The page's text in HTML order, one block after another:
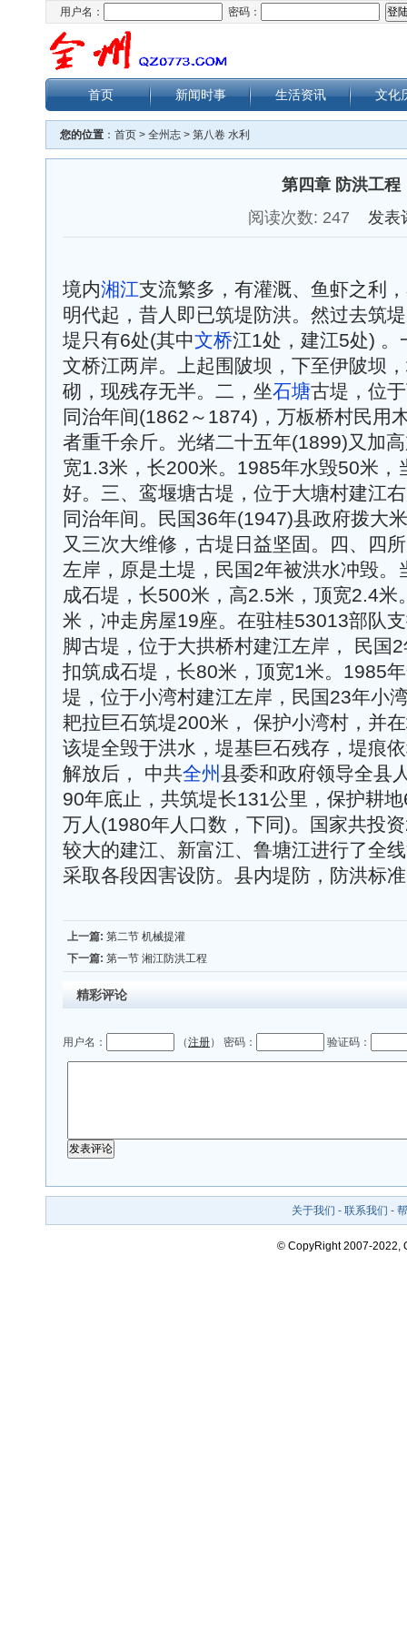
用户名： 密码：
首页 新闻时事 生活资讯 文化
您的位置 ： 首页 > 全州志 > 第八卷 水利
第四章 防洪工程
阅读次数: 247 发表
境内湘江支流繁多，有灌溉、鱼虾之利
明代起，昔人即已筑堤防洪。然过去筑
堤只有6处(其中文桥江1处，建江5处) 。
文桥江两岸。上起围陂坝，下至伊陂坝
砌，现残存无半。二，坐石塘古堤，位
同治年间(1862～1874)，万板桥村民用
者重千余斤。光绪二十五年(1899)又加
宽1.3米，长200米。1985年水毁50米，
好。三、鸾堰塘古堤，位于大塘村建江
同治年间。民国36年(1947)县政府拨大
又三次大维修，古堤日益坚固。四、四
左岸，原是土堤，民国2年被洪水冲毁。
成石堤，长500米，高2.5米，顶宽2.4米
米，冲走房屋19座。在驻桂53013部队
脚古堤，位于大拱桥村建江左岸， 民国
扣筑成石堤，长80米，顶宽1米。1985
堤，位于小湾村建江左岸，民国23年小
耙拉巨石筑堤200米， 保护小湾村，并
该堤全毁于洪水，堤基巨石残存，堤痕
解放后， 中共全州县委和政府领导全县
90年底止，共筑堤长131公里，保护耕
万人(1980年人口数，下同)。国家共投
较大的建江、新富江、鲁塘江进行了全
采取各段因害设防。县内堤防，防洪标
上一篇: 第二节 机械提灌
下一篇: 第一节 湘江防洪工程
精彩评论
用户名： （注册） 密码： 验证码：
关于我们 - 联系我们 -
© CopyRight 2007-2022,